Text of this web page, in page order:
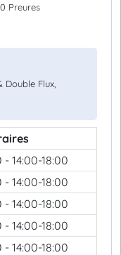
Preures
Double Flux,
14:00-18:00
14:00-18:00
14:00-18:00
14:00-18:00
14:00-18:00